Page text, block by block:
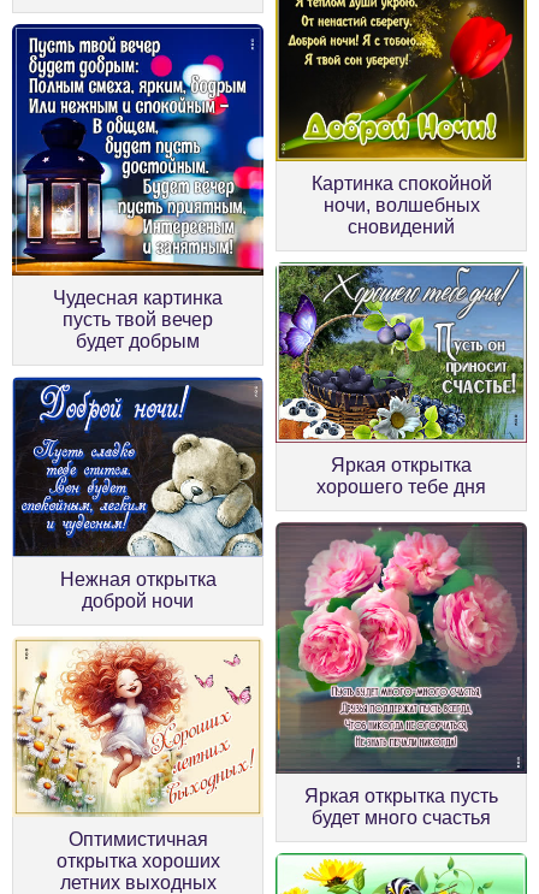
Чудесная картинка
пусть твой вечер
будет добрым
Картинка спокойной
ночи, волшебных
сновидений
Нежная открытка
доброй ночи
Яркая открытка
хорошего тебе дня
Оптимистичная
открытка хороших
летних выходных
Яркая открытка пусть
будет много счастья